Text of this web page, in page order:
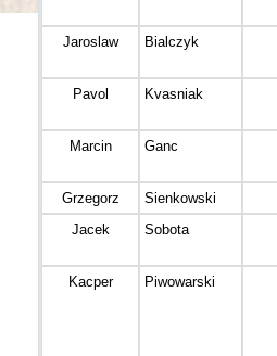
Jaroslaw Bialczyk
Pavol Kvasniak
Marcin Ganc
Grzegorz Sienkowski
Jacek
Sobota
Kacper Piwowarski